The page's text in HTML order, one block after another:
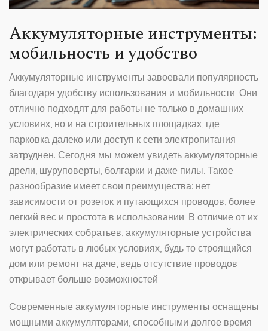
Аккумуляторные инструменты:
мобильность и удобство
Аккумуляторные инструменты завоевали популярность
благодаря удобству использования и мобильности. Они
отлично подходят для работы не только в домашних
условиях, но и на строительных площадках, где
парковка далеко или доступ к сети электропитания
затруднен. Сегодня мы можем увидеть аккумуляторные
дрели, шуруповерты, болгарки и даже пилы. Такое
разнообразие имеет свои преимущества: нет
зависимости от розеток и путающихся проводов, более
легкий вес и простота в использовании. В отличие от их
электрических собратьев, аккумуляторные устройства
могут работать в любых условиях, будь то строящийся
дом или ремонт на даче, ведь отсутствие проводов
открывает больше возможностей.
Современные аккумуляторные инструменты оснащены
мощными аккумуляторами, способными долгое время